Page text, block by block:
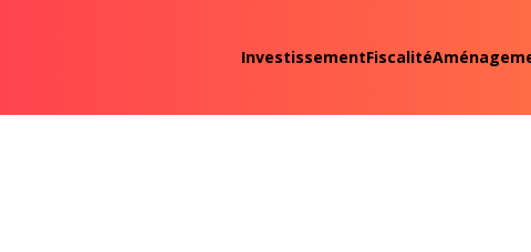
InvestissementFiscalité